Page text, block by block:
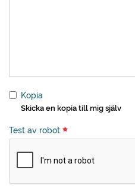
Kopia
Skicka en kopia till mig själv
Test av robot